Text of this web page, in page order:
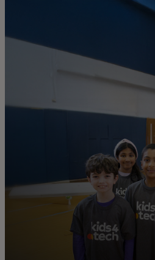
Для бизнеса
Новости и тренды